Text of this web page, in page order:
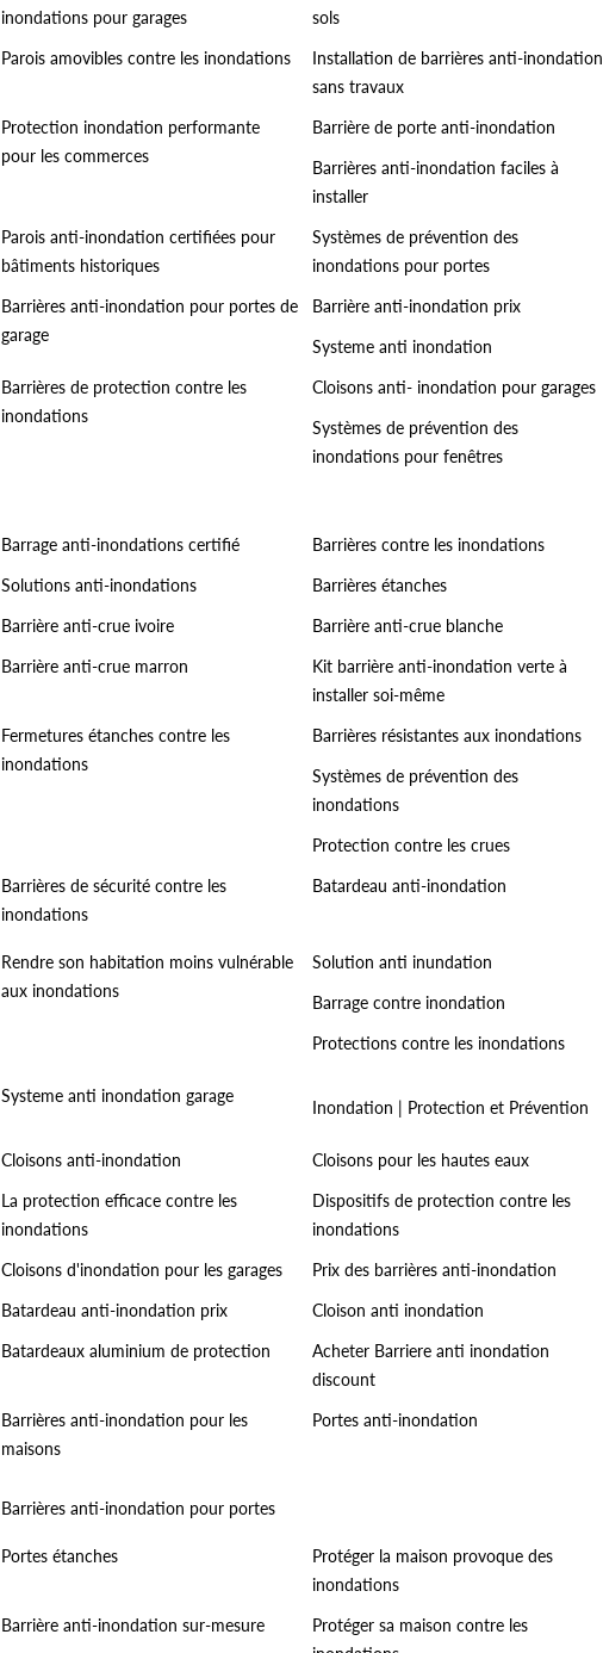
inondations pour garages
sols
Parois amovibles contre les inondations
Installation de barrières anti-inondation
sans travaux
Protection inondation performante
pour les commerces
Barrière de porte anti-inondation
Barrières anti-inondation faciles à
installer
Parois anti-inondation certifiées pour
bâtiments historiques
Systèmes de prévention des
inondations pour portes
Barrières anti-inondation pour portes de
garage
Barrière anti-inondation prix
Systeme anti inondation
Barrières de protection contre les
inondations
Cloisons anti- inondation pour garages
Systèmes de prévention des
inondations pour fenêtres
Barrage anti-inondations certifié
Barrières contre les inondations
Solutions anti-inondations
Barrières étanches
Barrière anti-crue ivoire
Barrière anti-crue blanche
Barrière anti-crue marron
Kit barrière anti-inondation verte à
installer soi-même
Fermetures étanches contre les
inondations
Barrières résistantes aux inondations
Systèmes de prévention des
inondations
Protection contre les crues
Barrières de sécurité contre les
inondations
Batardeau anti-inondation
Rendre son habitation moins vulnérable
aux inondations
Solution anti inundation
Barrage contre inondation
Protections contre les inondations
Systeme anti inondation garage
Inondation | Protection et Prévention
Cloisons anti-inondation
Cloisons pour les hautes eaux
La protection efficace contre les
inondations
Dispositifs de protection contre les
inondations
Cloisons d'inondation pour les garages
Prix des barrières anti-inondation
Batardeau anti-inondation prix
Cloison anti inondation
Batardeaux aluminium de protection
Acheter Barriere anti inondation
discount
Barrières anti-inondation pour les
maisons
Portes anti-inondation
Barrières anti-inondation pour portes
Portes étanches
Protéger la maison provoque des
inondations
Barrière anti-inondation sur-mesure
Protéger sa maison contre les